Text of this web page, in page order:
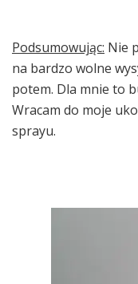
Podsumowując: Nie
na bardzo wolne
potem. Dla mnie to
Wracam do moje
sprayu.